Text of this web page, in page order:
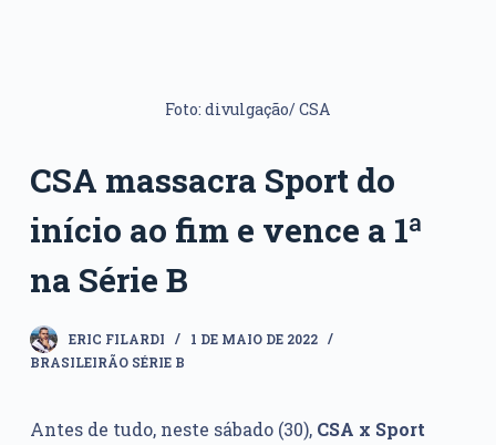
Foto: divulgação/ CSA
CSA massacra Sport do
início ao fim e vence a 1ª
na Série B
ERIC FILARDI
1 DE MAIO DE 2022
BRASILEIRÃO SÉRIE B
Antes de tudo, neste sábado (30), CSA x Sport